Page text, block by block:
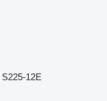
S225-12E